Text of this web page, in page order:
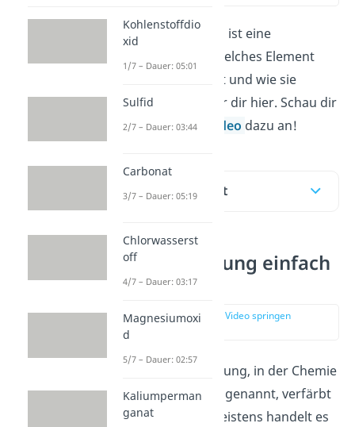
Die Flammenfärbung ist eine
Nachweisreaktion. Welches Element
welche Färbung zeigt und wie sie
entsteht, erklären wir dir hier. Schau dir
auch gleich unser
Video dazu an!
Inhaltsübersicht
Flammenfärbung einfach
erklärt
zur Stelle im Video springen
Bei der Flammenfärbung, in der Chemie
auch Flammenprobe genannt, verfärbt
sich eineFlamme
. Meistens handelt es
Kohlenstoffdio
xid
1/7 – Dauer: 05:01
Sulfid
2/7 – Dauer: 03:44
Carbonat
3/7 – Dauer: 05:19
Chlorwasserst
off
4/7 – Dauer: 03:17
Magnesiumoxi
d
5/7 – Dauer: 02:57
Kaliumperman
ganat